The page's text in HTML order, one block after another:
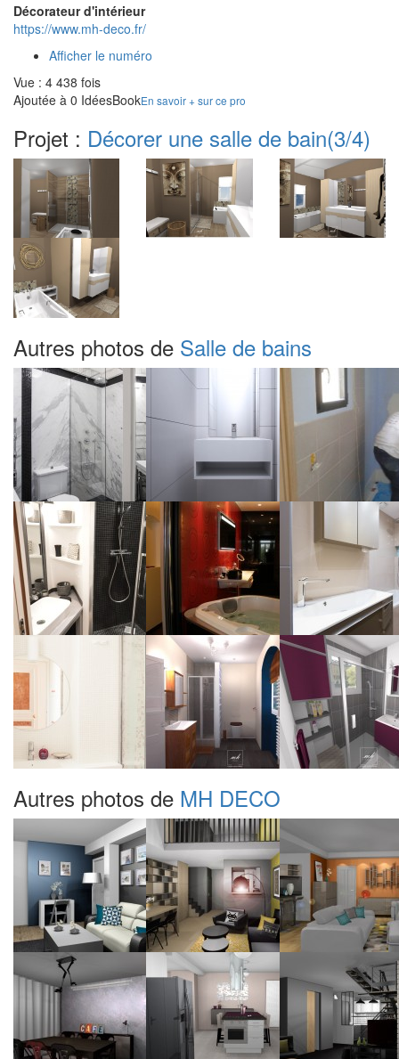
Décorateur d'intérieur
https://www.mh-deco.fr/
Afficher le numéro
Vue : 4 438 fois
Ajoutée à 0 IdéesBookEn savoir + sur ce pro
Projet : Décorer une salle de bain(3/4)
Autres photos de Salle de bains
Autres photos de MH DECO